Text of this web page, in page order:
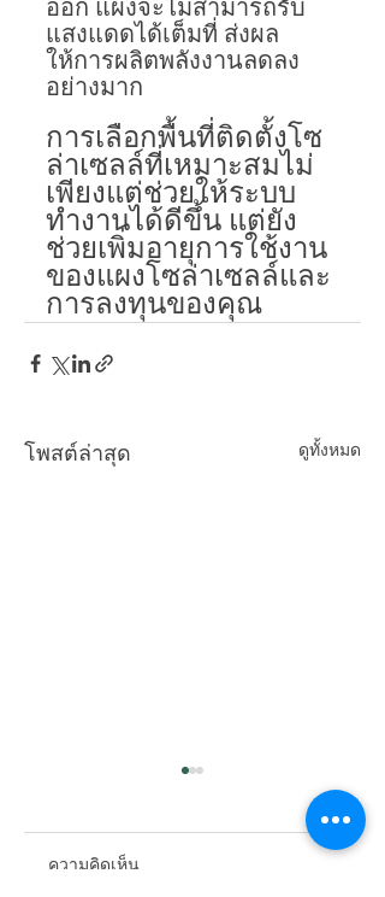
ออก แผงจะไม่สามารถรับ
แสงแดดได้เต็มที่ ส่งผล
ให้การผลิตพลังงานลดลง
อย่างมาก
การเลือกพื้นที่ติดตั้งโซ
ล่าเซลล์ที่เหมาะสมไม่
เพียงแต่ช่วยให้ระบบ
ทำงานได้ดีขึ้น แต่ยัง
ช่วยเพิ่มอายุการใช้งาน
ของแผงโซล่าเซลล์และ
การลงทุนของคุณ
โพสต์ล่าสุด ดูทั้งหมด
ความคิดเห็น